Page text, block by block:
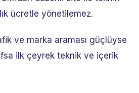
ücretle yönetilemez.
ve marka araması güçlüyse
ilk çeyrek teknik ve içerik